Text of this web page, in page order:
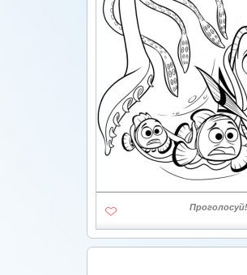
Проголосуй!